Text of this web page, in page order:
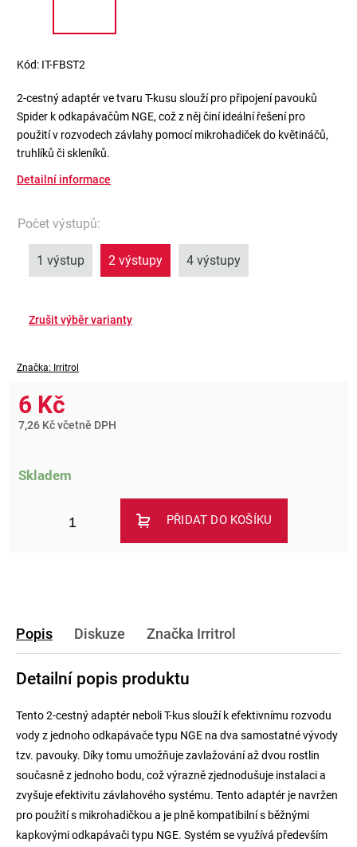
Kód: IT-FBST2
2-cestný adaptér ve tvaru T-kusu slouží pro připojení pavouků
Spider k odkapávačům NGE, což z něj činí ideální řešení pro
použití v rozvodech závlahy pomocí mikrohadiček do květináčů,
truhlíků či skleníků.
Detailní informace
Počet výstupů:
1 výstup 2 výstupy 4 výstupy
Značka: Irritrol
6 Kč
7,26 Kč včetně DPH
Skladem
PŘIDAT DO KOŠÍKU
Popis Diskuze Značka Irritrol
Detailní popis produktu
Tento 2-cestný adaptér neboli T-kus slouží k efektivnímu rozvodu
vody z jednoho odkapávače typu NGE na dva samostatné vývody
tzv. pavouky. Díky tomu umožňuje zavlažování až dvou rostlin
současně z jednoho bodu, což výrazně zjednodušuje instalaci a
zvyšuje efektivitu závlahového systému. Tento adaptér je navržen
pro použití s mikrohadičkou a je plně kompatibilní s běžnými
kapkovými odkapávači typu NGE. Systém se využívá především